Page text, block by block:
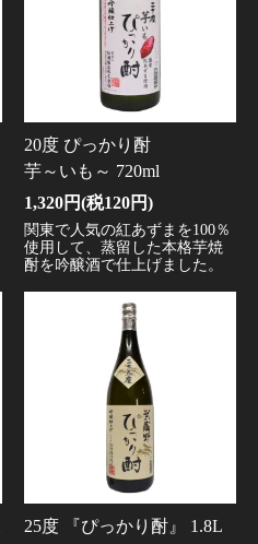
20度 ぴっかり酎
芋～いも～ 720ml
1,320円(税120円)
関東で人気の紅あずまを100％
使用して、蒸留した本格芋焼
酎を吟醸酒で仕上げました。
25度 『ぴっかり酎』 1.8L